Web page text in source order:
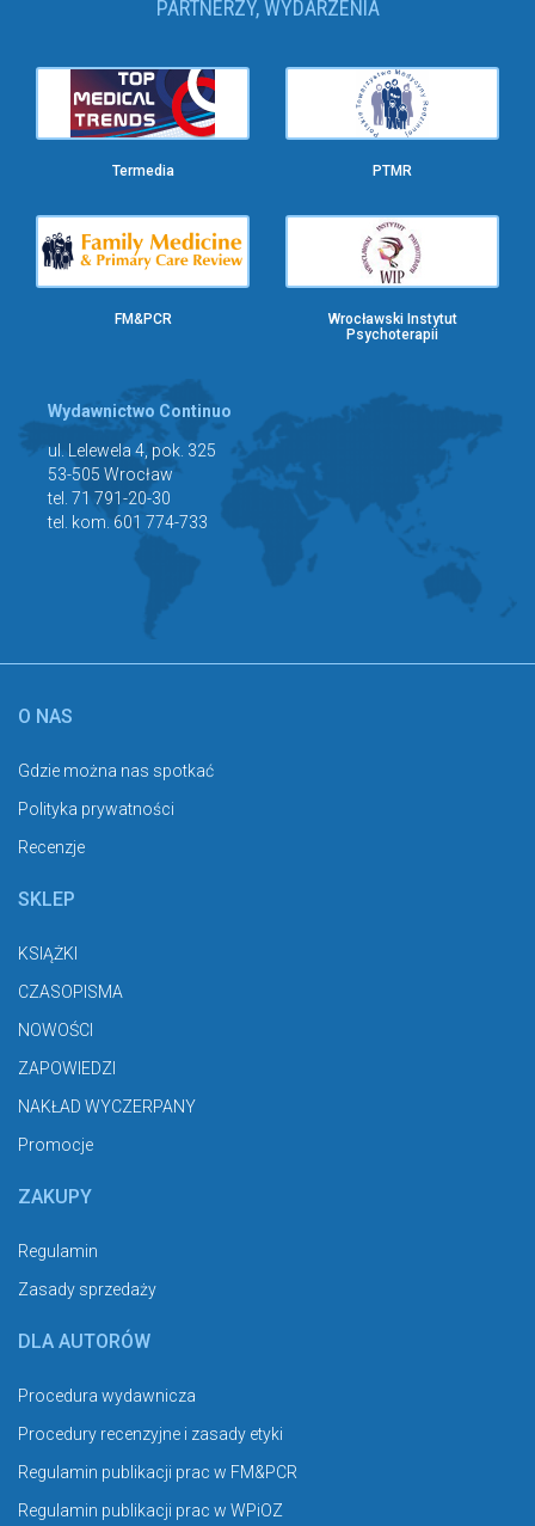
Termedia PTMR
FM&PCR
Wrocławski Instytut
Wydawnictwo Continuo
ul. Lelewela 4, pok. 325
53-505 Wrocław
tel. 71 791-20-30
tel. kom. 601 774-733
Polityka prywatności
Recenzje
CZASOPISMA
NOWOŚCI
ZAPOWIEDZI
NAKŁAD WYCZERPANY
Promocje
Zasady sprzedaży
Procedury recenzyjne i zasady etyki
Regulamin publikacji prac w FM&PCR
Regulamin publikacji prac w WPiOZ